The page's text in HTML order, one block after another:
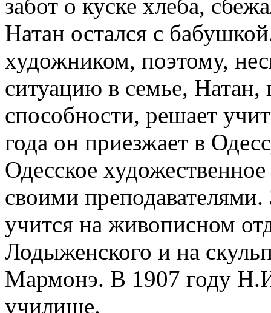
забот о куске хлеба,
Натан остался с
художником, поэтому,
ситуацию в семье,
способности, решает
года он приезжает в
Одесское
своими
учится на живописном
Лодыженского и на
Мармонэ. В 1907 году
училище.